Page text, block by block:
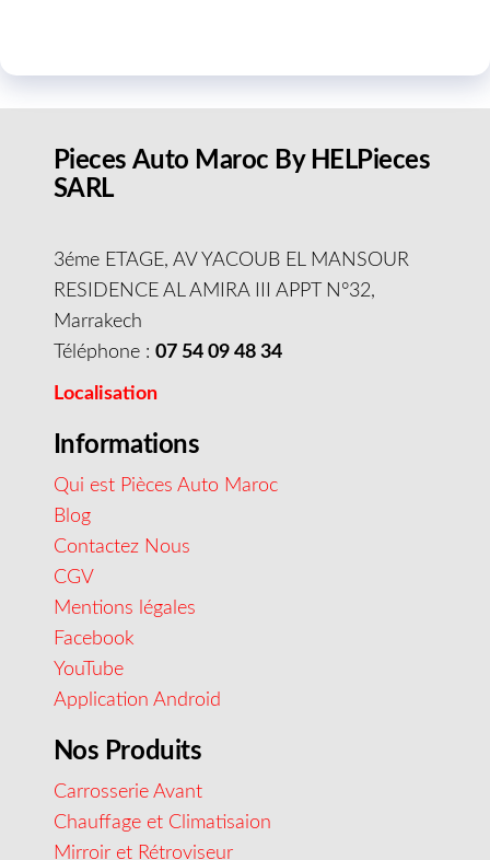
Pieces Auto Maroc By HELPieces
SARL
3éme ETAGE, AV YACOUB EL MANSOUR
RESIDENCE AL AMIRA III APPT N°32,
Marrakech
Téléphone : 07 54 09 48 34
Localisation
Informations
Qui est Pièces Auto Maroc
Blog
Contactez Nous
CGV
Mentions légales
Facebook
YouTube
Application Android
Nos Produits
Carrosserie Avant
Chauffage et Climatisaion
Mirroir et Rétroviseur